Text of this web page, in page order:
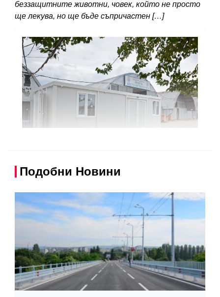
беззащитните животни, човек, който не просто
ще лекува, но ще бъде съпричастен […]
Подобни Новини